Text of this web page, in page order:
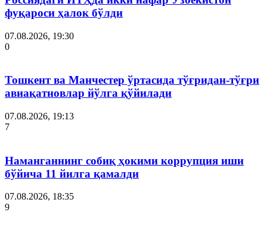
фуқароси ҳалок бўлди
07.08.2026, 19:30
0
Тошкент ва Манчестер ўртасида тўғридан-тўғри
авиақатновлар йўлга қўйилади
07.08.2026, 19:13
7
Наманганнинг собиқ ҳокими коррупция иши
бўйича 11 йилга қамалди
07.08.2026, 18:35
9